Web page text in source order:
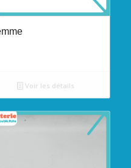
Voir les détails